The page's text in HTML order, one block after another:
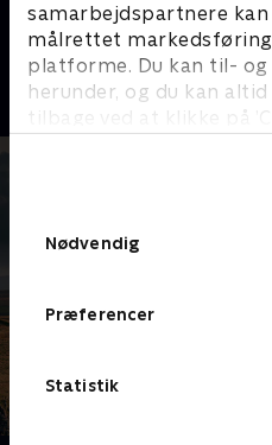
samarbejdspartnere
målrettet markedsføring
platforme. Du kan til-
herunder, og du kan
tilbage ved at klikke på
Nødvendig
Præferencer
Statistik
Inspector Morse
Krimi & Spænding • 8 sæsoner